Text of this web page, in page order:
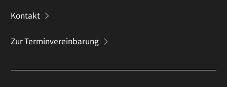
Kontakt
Zur Terminvereinbarung